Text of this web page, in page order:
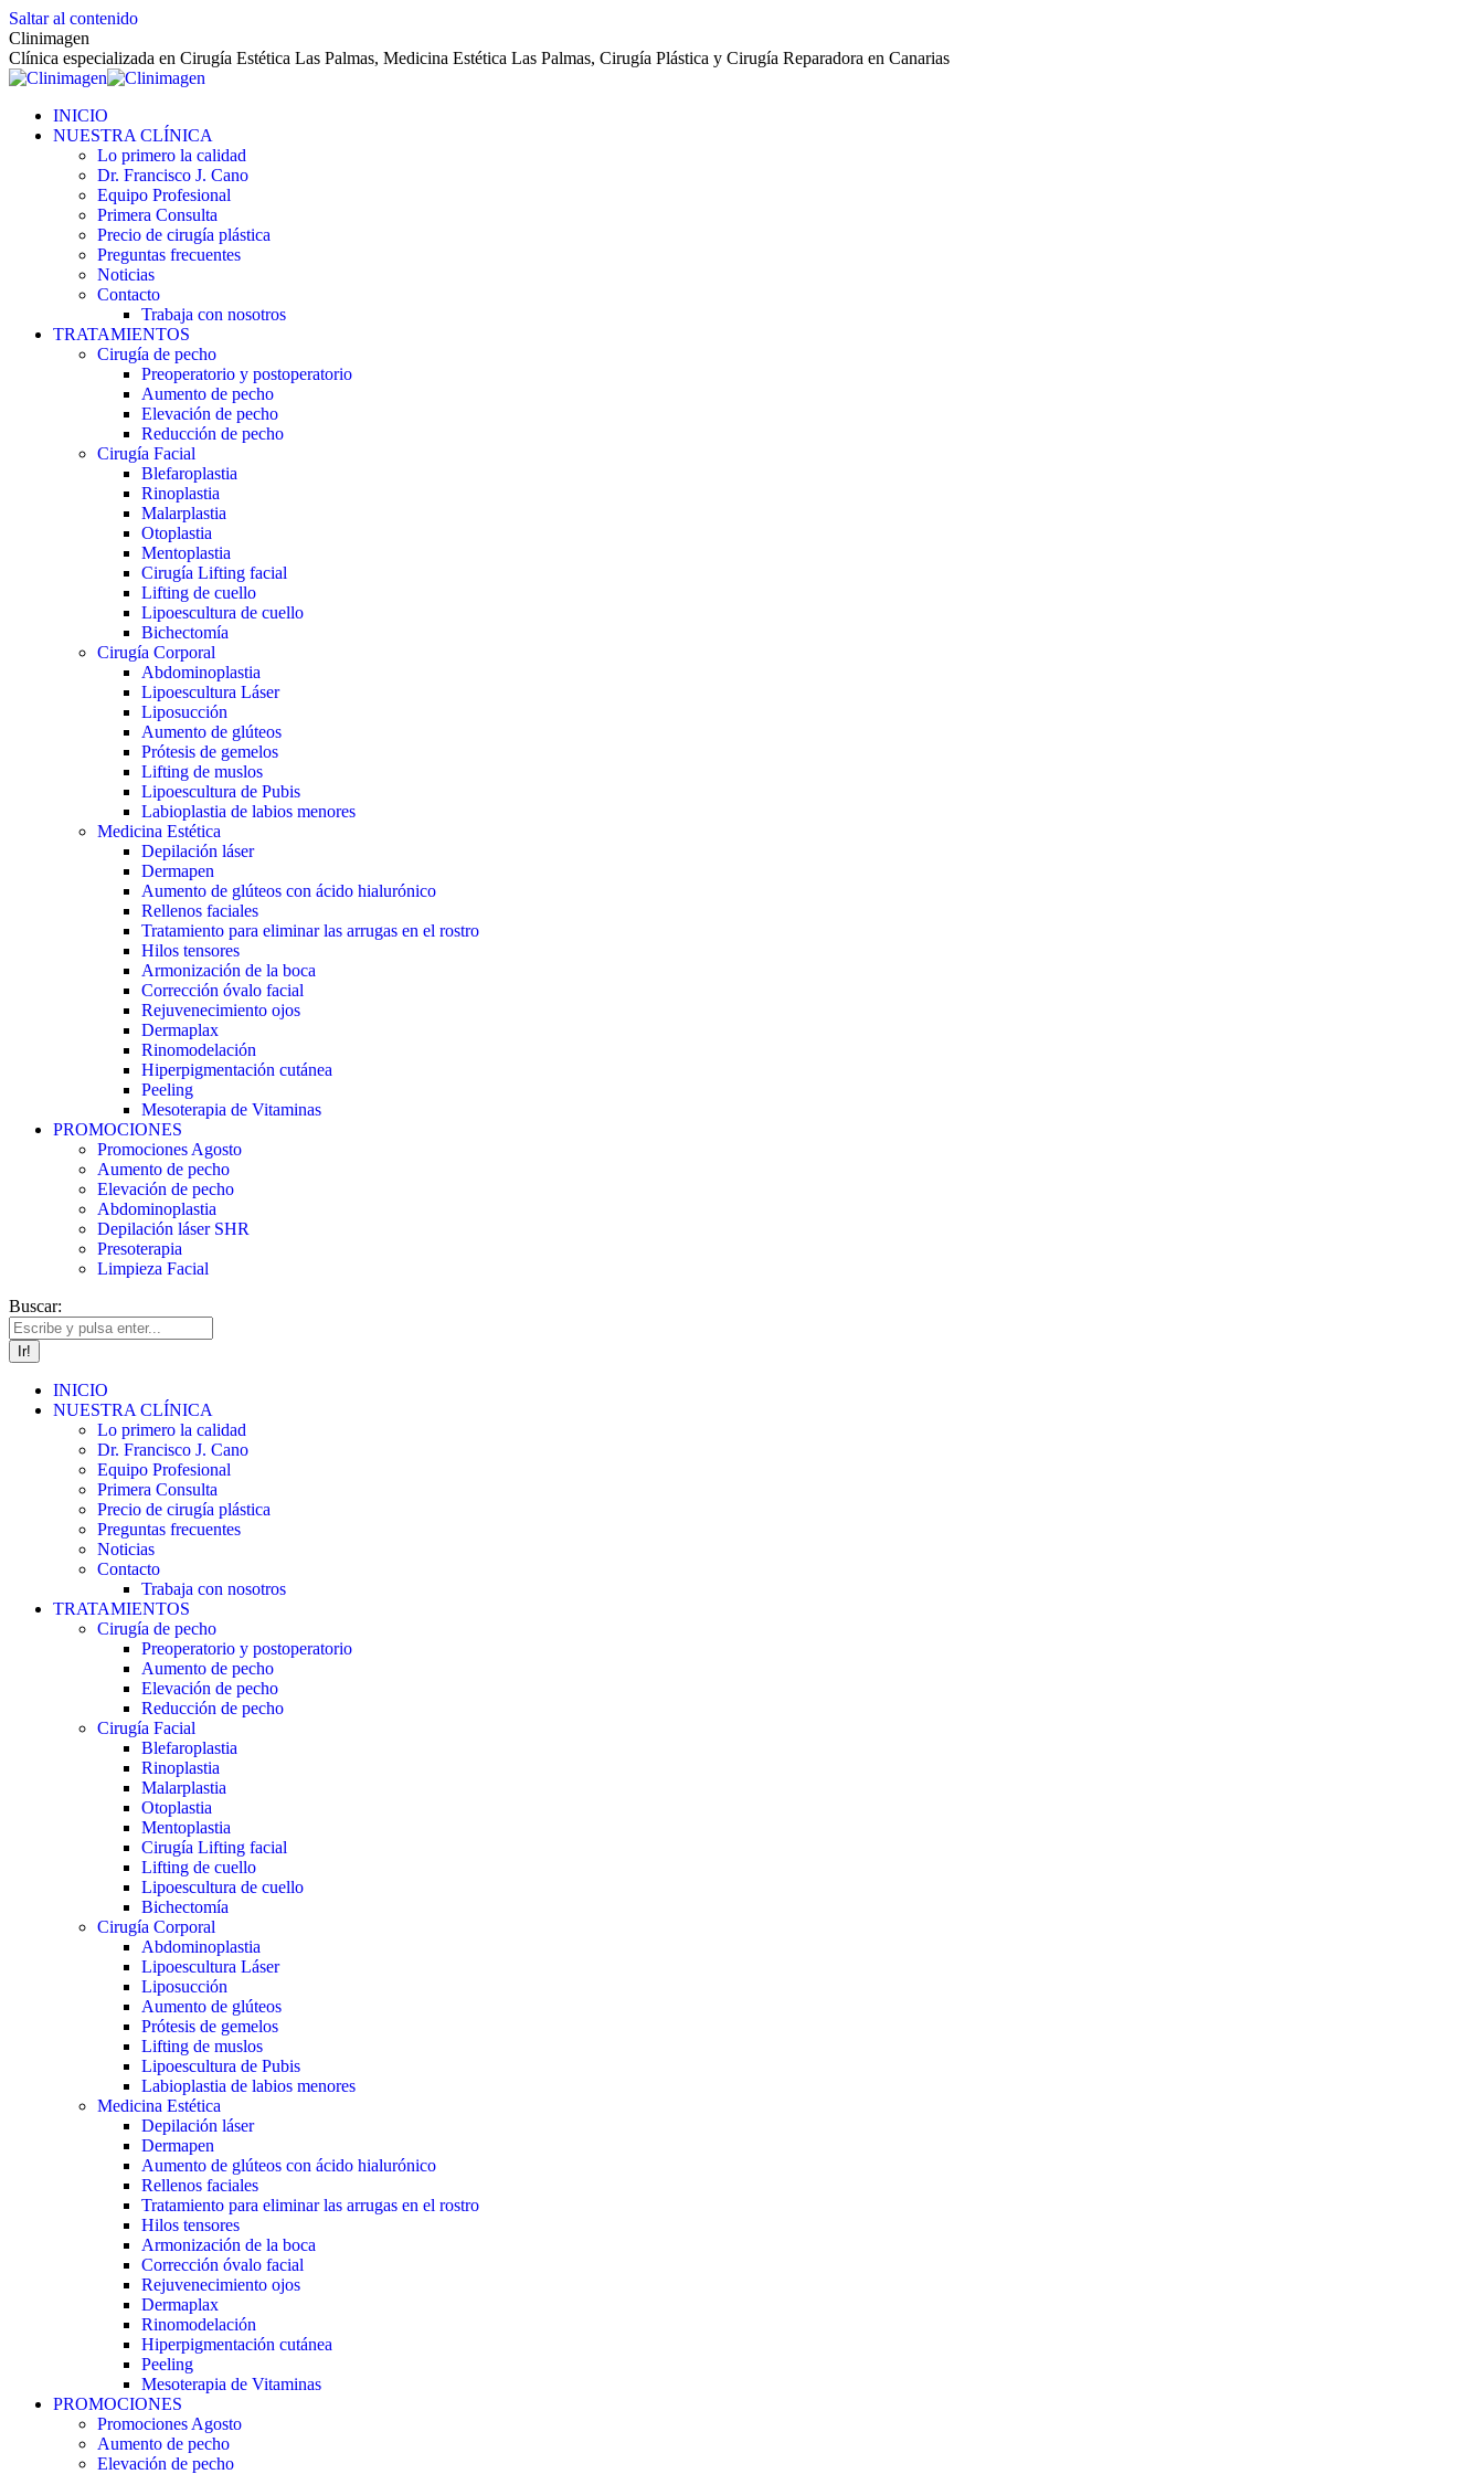
Saltar al contenido
Clinimagen
Clínica especializada en Cirugía Estética Las Palmas, Medicina Estética Las Palmas, Cirugía Plástica y Cirugía Reparadora en Canarias
INICIO
NUESTRA CLÍNICA
Lo primero la calidad
Dr. Francisco J. Cano
Equipo Profesional
Primera Consulta
Precio de cirugía plástica
Preguntas frecuentes
Noticias
Contacto
Trabaja con nosotros
TRATAMIENTOS
Cirugía de pecho
Preoperatorio y postoperatorio
Aumento de pecho
Elevación de pecho
Reducción de pecho
Cirugía Facial
Blefaroplastia
Rinoplastia
Malarplastia
Otoplastia
Mentoplastia
Cirugía Lifting facial
Lifting de cuello
Lipoescultura de cuello
Bichectomía
Cirugía Corporal
Abdominoplastia
Lipoescultura Láser
Liposucción
Aumento de glúteos
Prótesis de gemelos
Lifting de muslos
Lipoescultura de Pubis
Labioplastia de labios menores
Medicina Estética
Depilación láser
Dermapen
Aumento de glúteos con ácido hialurónico
Rellenos faciales
Tratamiento para eliminar las arrugas en el rostro
Hilos tensores
Armonización de la boca
Corrección óvalo facial
Rejuvenecimiento ojos
Dermaplax
Rinomodelación
Hiperpigmentación cutánea
Peeling
Mesoterapia de Vitaminas
PROMOCIONES
Promociones Agosto
Aumento de pecho
Elevación de pecho
Abdominoplastia
Depilación láser SHR
Presoterapia
Limpieza Facial
Buscar:
INICIO
NUESTRA CLÍNICA
Lo primero la calidad
Dr. Francisco J. Cano
Equipo Profesional
Primera Consulta
Precio de cirugía plástica
Preguntas frecuentes
Noticias
Contacto
Trabaja con nosotros
TRATAMIENTOS
Cirugía de pecho
Preoperatorio y postoperatorio
Aumento de pecho
Elevación de pecho
Reducción de pecho
Cirugía Facial
Blefaroplastia
Rinoplastia
Malarplastia
Otoplastia
Mentoplastia
Cirugía Lifting facial
Lifting de cuello
Lipoescultura de cuello
Bichectomía
Cirugía Corporal
Abdominoplastia
Lipoescultura Láser
Liposucción
Aumento de glúteos
Prótesis de gemelos
Lifting de muslos
Lipoescultura de Pubis
Labioplastia de labios menores
Medicina Estética
Depilación láser
Dermapen
Aumento de glúteos con ácido hialurónico
Rellenos faciales
Tratamiento para eliminar las arrugas en el rostro
Hilos tensores
Armonización de la boca
Corrección óvalo facial
Rejuvenecimiento ojos
Dermaplax
Rinomodelación
Hiperpigmentación cutánea
Peeling
Mesoterapia de Vitaminas
PROMOCIONES
Promociones Agosto
Aumento de pecho
Elevación de pecho